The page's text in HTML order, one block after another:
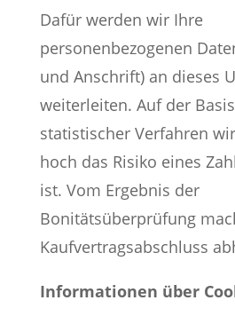
Dafür werden wir Ihre
personenbezogenen
und Anschrift) an dieses
weiterleiten. Auf der
statistischer Verfahren
hoch das Risiko eines
ist. Vom Ergebnis der
Bonitätsüberprüfung
Kaufvertragsabschluss
Informationen über